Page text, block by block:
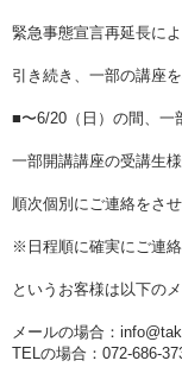
緊急事態宣言再延長に
引き続き、一部の講座
■〜6/20（日）の間、一
一部開講講座の受講生
順次個別にご連絡をさ
※日程順に確実にご連
というお客様は以下の
メールの場合：
TELの場合：072-686-